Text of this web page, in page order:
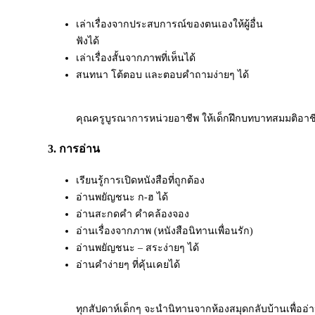
เล่าเรื่องจากประสบการณ์ของตนเองให้ผู้อื่น
ฟังได้
เล่าเรื่องสั้นจากภาพที่เห็นได้
สนทนา โต้ตอบ และตอบคำถามง่ายๆ ได้
คุณครูบูรณาการหน่วยอาชีพ ให้เด็กฝึกบทบาทสมมติอา
3. การอ่าน
เรียนรู้การเปิดหนังสือที่ถูกต้อง
อ่านพยัญชนะ ก-ฮ ได้
อ่านสะกดคำ คำคล้องจอง
อ่านเรื่องจากภาพ (หนังสือนิทานเพื่อนรัก)
อ่านพยัญชนะ – สระง่ายๆ ได้
อ่านคำง่ายๆ ที่คุ้นเคยได้
ทุกสัปดาห์เด็กๆ จะนำนิทานจากห้องสมุดกลับบ้านเพื่ออ่